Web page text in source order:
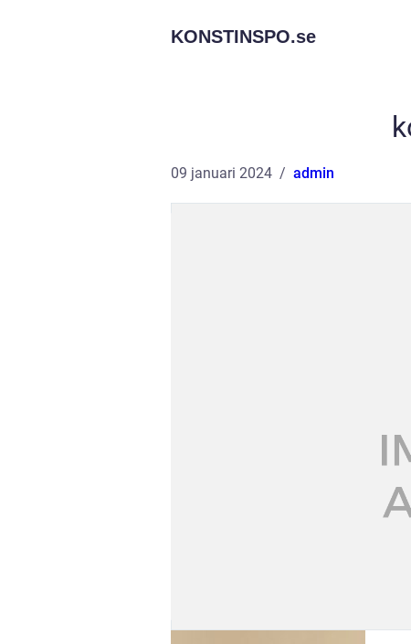
KONSTINSPO.se
09 januari 2024 admin